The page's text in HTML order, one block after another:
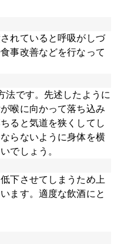
れていると呼吸がしづ
事改善などを行なって
法です。先述したように
喉に向かって落ち込み
ると気道を狭くしてし
らないように身体を横
でしょう。
下させてしまうため上
ます。適度な飲酒にと